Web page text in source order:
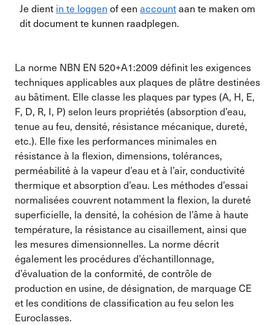
Je dient in te loggen of een accountaan te maken om
dit document te kunnen raadplegen.
La norme NBN EN 520+A1:2009 définit les exigences
techniques applicables aux plaques de plâtre destinées
au bâtiment. Elle classe les plaques par types (A, H, E,
F, D, R, I, P) selon leurs propriétés (absorption d’eau,
tenue au feu, densité, résistance mécanique, dureté,
etc.). Elle fixe les performances minimales en
résistance à la flexion, dimensions, tolérances,
perméabilité à la vapeur d’eau et à l’air, conductivité
thermique et absorption d’eau. Les méthodes d’essai
normalisées couvrent notamment la flexion, la dureté
superficielle, la densité, la cohésion de l’âme à haute
température, la résistance au cisaillement, ainsi que
les mesures dimensionnelles. La norme décrit
également les procédures d’échantillonnage,
d’évaluation de la conformité, de contrôle de
production en usine, de désignation, de marquage CE
et les conditions de classification au feu selon les
Euroclasses.